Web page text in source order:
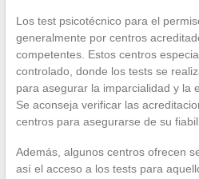
Los test psicotécnico para el
generalmente por centros
competentes. Estos centros
controlado, donde los tests se
para asegurar la imparcialidad y la
Se aconseja verificar las
centros para asegurarse de su
Además, algunos centros ofrecen
así el acceso a los tests para